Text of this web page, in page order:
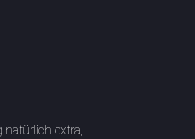
natürlich extra,